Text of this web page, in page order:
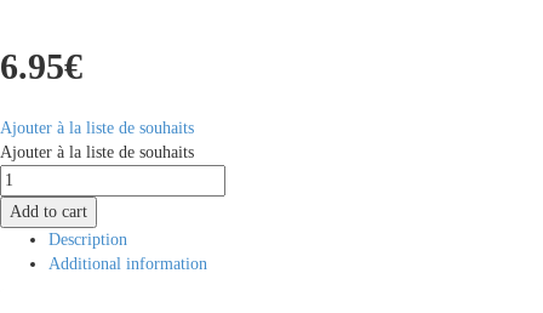
6.95€
Ajouter à la liste de souhaits
Ajouter à la liste de souhaits
Pâtes
Chiocciole
Bio
quantity
Add to cart
Description
Additional information